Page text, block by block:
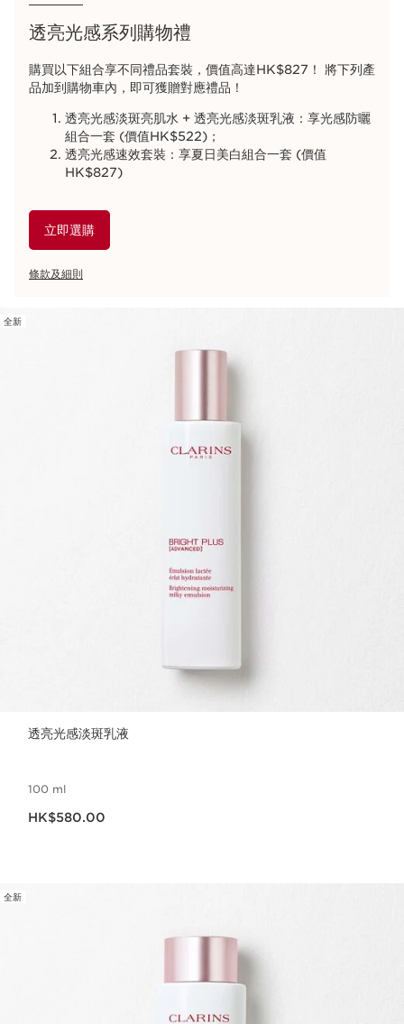
透亮光感系列購物禮
購買以下組合享不同禮品套裝，價值高達HK$827！ 將下列產
品加到購物車內，即可獲贈對應禮品！
透亮光感淡斑亮肌水 + 透亮光感淡斑乳液：享光感防曬
組合一套 (價值HK$522)；
透亮光感速效套裝：享夏日美白組合一套 (價值
HK$827)
立即選購
條款及細則
全新
透亮光感淡斑乳液
100 ml
HK$580.00
全新